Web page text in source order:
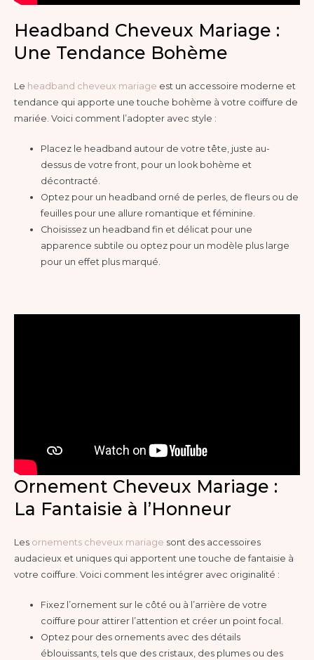
Headband Cheveux Mariage :
Une Tendance Bohème
Le headband cheveux mariage est un accessoire moderne et
tendance qui apporte une touche bohème à votre coiffure de
mariée. Voici comment l’adopter avec style :
Placez le headband autour de votre tête, juste au-
dessus de votre front, pour un look bohème et
décontracté.
Optez pour un headband orné de perles, de fleurs ou de
feuilles pour une allure romantique et féminine.
Choisissez un headband fin et délicat pour une
apparence subtile ou optez pour un modèle plus large
pour un effet plus marqué.
Ornement Cheveux Mariage :
La Fantaisie à l’Honneur
Les ornements cheveux mariage sont des accessoires
audacieux et uniques qui apportent une touche de fantaisie à
votre coiffure. Voici comment les intégrer avec originalité :
Fixez l’ornement sur le côté ou à l’arrière de votre
coiffure pour attirer l’attention et créer un point focal.
Optez pour des ornements avec des détails
éblouissants, tels que des cristaux, des plumes ou des